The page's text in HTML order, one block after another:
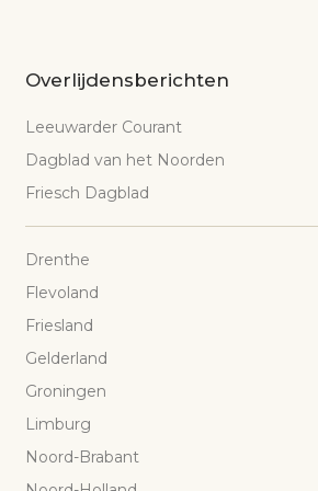
Overlijdensberichten
Leeuwarder Courant
Dagblad van het Noorden
Friesch Dagblad
Drenthe
Flevoland
Friesland
Gelderland
Groningen
Limburg
Noord-Brabant